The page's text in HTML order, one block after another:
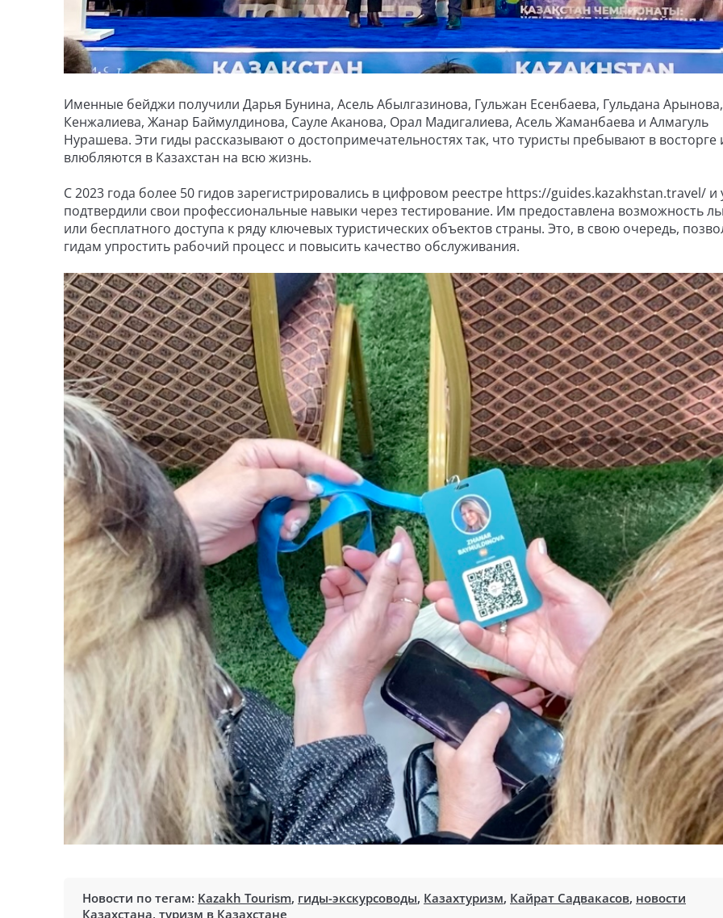
Именные бейджи получили Дарья Бунина, Асель Абылгазинова, Гульжан Есенбаева, Гульдана
Кенжалиева, Жанар Баймулдинова, Сауле Аканова, Орал Мадигалиева, Асель Жаманбаева и Алмагуль
Нурашева. Эти гиды рассказывают о достопримечательностях так, что туристы пребывают в восторге
влюбляются в Казахстан на всю жизнь.
С 2023 года более 50 гидов зарегистрировались в цифровом реестре https://guides.kazakhstan.travel/
подтвердили свои профессиональные навыки через тестирование. Им предоставлена возможность
или бесплатного доступа к ряду ключевых туристических объектов страны. Это, в свою очередь,
гидам упростить рабочий процесс и повысить качество обслуживания.
Новости по тегам: Kazakh Tourism, гиды-экскурсоводы, Казахтуризм, Кайрат Садвакасов, новости
Казахстана, туризм в Казахстане